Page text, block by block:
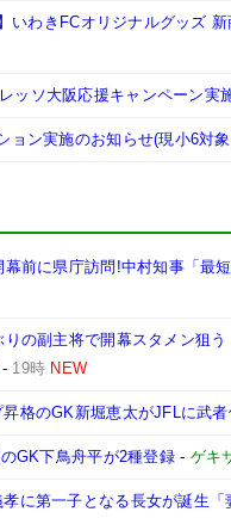
いわきFCオリジナルグッズ
ッソ大阪応援キャンペーン実
ョン実施のお知らせ(現小6対
幕前に県庁訪問!中村知事「最
りの副主将で開幕スタメン狙
- 19時 NEW
昇格のGK新堀恵太がJFLに武
GK下鳥舟平が2種登録- ゲキ
に第一子となる長女が誕生